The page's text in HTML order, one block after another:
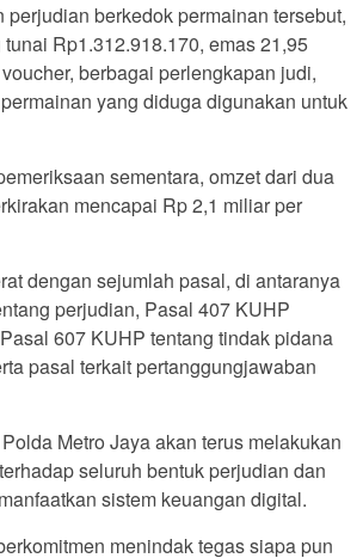
perjudian berkedok permainan tersebut,
Rp1.312.918.170, emas 21,95
berbagai perlengkapan judi,
yang diduga digunakan untuk
sementara, omzet dari dua
mencapai Rp 2,1 miliar per
dengan sejumlah pasal, di antaranya
perjudian, Pasal 407 KUHP
607 KUHP tentang tindak pidana
pasal terkait pertanggungjawaban
Metro Jaya akan terus melakukan
seluruh bentuk perjudian dan
sistem keuangan digital.
menindak tegas siapa pun